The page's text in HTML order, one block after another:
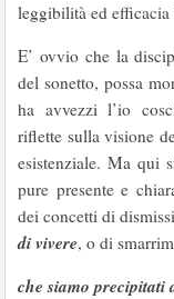
leggibilità ed
E’ ovvio che la
del sonetto, possa
ha avvezzi l’io
riflette sulla visione
esistenziale. Ma qui
pure presente e
dei concetti di
di vivere, o di
che siamo